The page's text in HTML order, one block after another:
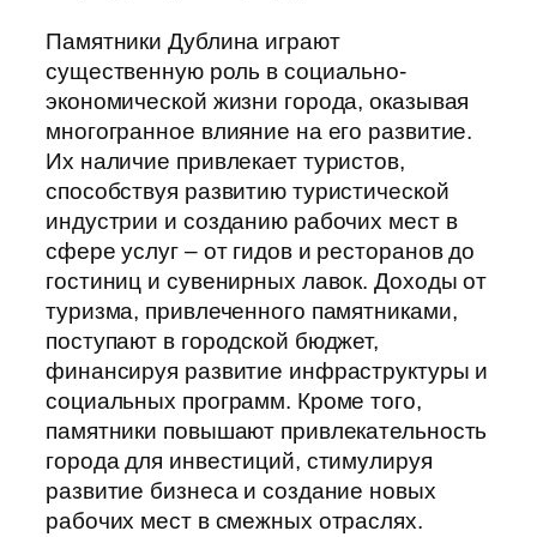
Памятники Дублина играют
существенную роль в социально-
экономической жизни города, оказывая
многогранное влияние на его развитие.
Их наличие привлекает туристов,
способствуя развитию туристической
индустрии и созданию рабочих мест в
сфере услуг – от гидов и ресторанов до
гостиниц и сувенирных лавок. Доходы от
туризма, привлеченного памятниками,
поступают в городской бюджет,
финансируя развитие инфраструктуры и
социальных программ. Кроме того,
памятники повышают привлекательность
города для инвестиций, стимулируя
развитие бизнеса и создание новых
рабочих мест в смежных отраслях.